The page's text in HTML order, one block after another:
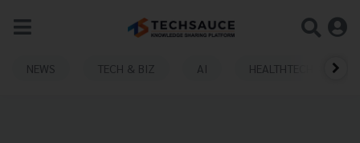
NEWS TECH & BIZ AI HEALTHTECH